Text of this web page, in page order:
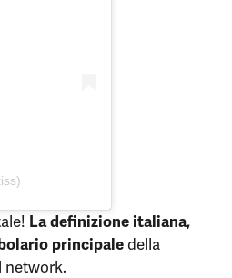
La definizione italiana,
principaledella
network.